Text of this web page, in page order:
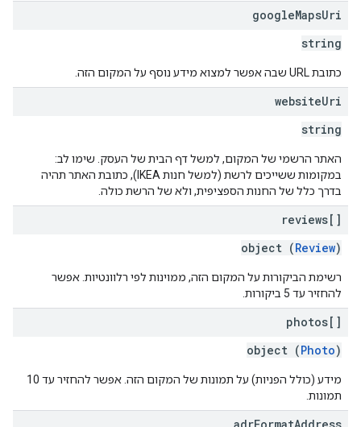
googleMapsUri
string
כתובת URL שבה אפשר למצוא מידע נוסף על המקום הזה.
websiteUri
string
האתר הרשמי של המקום, למשל דף הבית של העסק. שימו לב:
במקומות ששייכים לרשת (למשל חנות IKEA), כתובת האתר תהיה
בדרך כלל של החנות הספציפית, ולא של הרשת כולה.
reviews[]
object (Review)
רשימת הביקורות על המקום הזה, ממוינות לפי רלוונטיות. אפשר
להחזיר עד 5 ביקורות.
photos[]
object (Photo)
מידע (כולל הפניות) על תמונות של המקום הזה. אפשר להחזיר עד 10
תמונות.